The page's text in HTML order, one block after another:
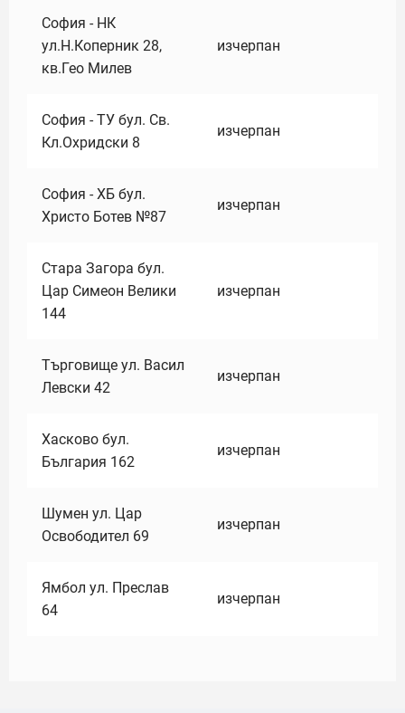
София - НК
ул.Н.Коперник 28,
кв.Гео Милев
изчерпан
София - ТУ бул. Св.
Кл.Охридски 8
изчерпан
София - ХБ бул.
Христо Ботев №87
изчерпан
Стара Загора бул.
Цар Симеон Велики
144
изчерпан
Търговище ул. Васил
Левски 42
изчерпан
Хасково бул.
България 162
изчерпан
Шумен ул. Цар
Освободител 69
изчерпан
Ямбол ул. Преслав
64
изчерпан